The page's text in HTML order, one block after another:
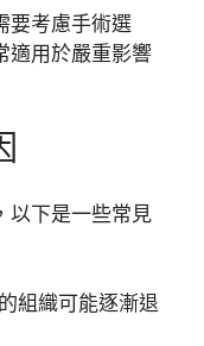
要考慮手術選
適用於嚴重影響
以下是一些常見
組織可能逐漸退